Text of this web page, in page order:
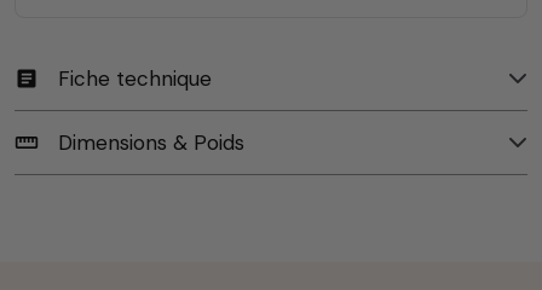
article Fiche technique
straighten Dimensions & Poids